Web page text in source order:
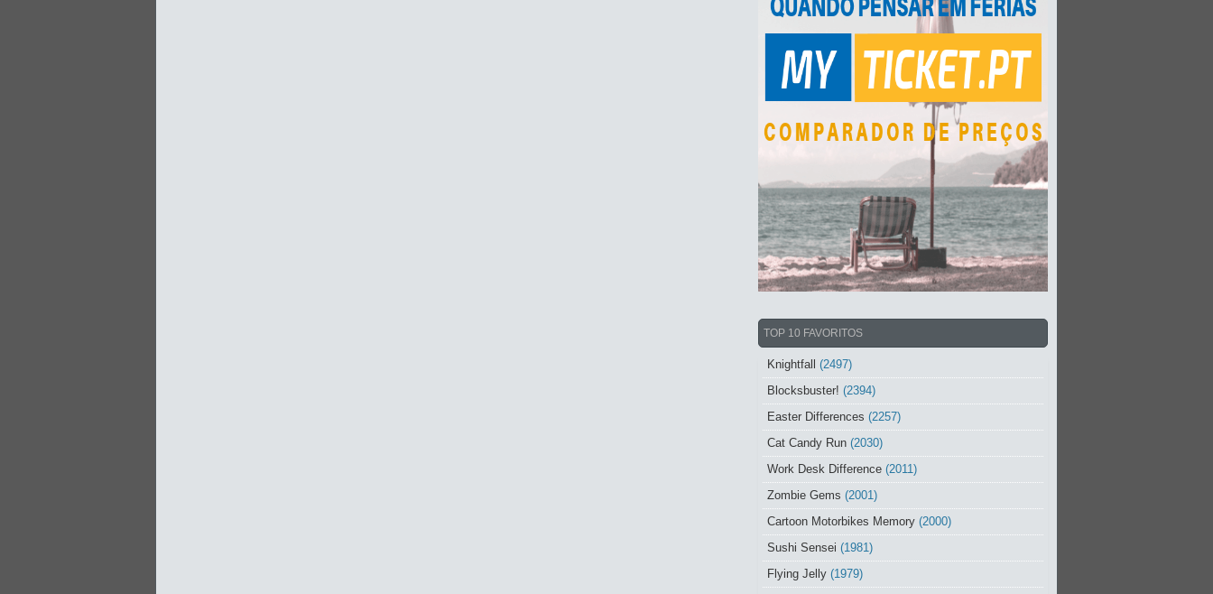
TOP 10 FAVORITOS
Knightfall (2497)
Blocksbuster! (2394)
Easter Differences (2257)
Cat Candy Run (2030)
Work Desk Difference (2011)
Zombie Gems (2001)
Cartoon Motorbikes Memory (2000)
Sushi Sensei (1981)
Flying Jelly (1979)